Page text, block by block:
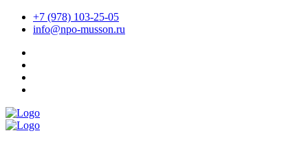
+7 (978) 103-25-05
info@npo-musson.ru